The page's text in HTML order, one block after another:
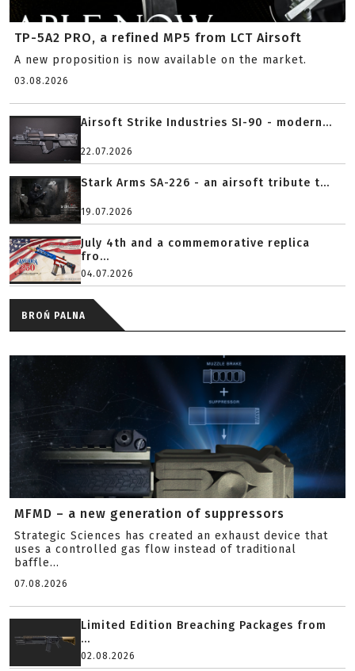
TP-5A2 PRO, a refined MP5 from LCT Airsoft
A new proposition is now available on the market.
03.08.2026
Airsoft Strike Industries SI-90 - modern...
22.07.2026
Stark Arms SA-226 - an airsoft tribute t...
19.07.2026
July 4th and a commemorative replica
fro...
04.07.2026
BROŃ PALNA
MFMD – a new generation of suppressors
Strategic Sciences has created an exhaust device that
uses a controlled gas flow instead of traditional
baffle...
07.08.2026
Limited Edition Breaching Packages from
...
02.08.2026